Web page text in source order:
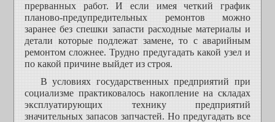
прерванных работ. И если имея четкий график
планово-предупредительных ремонтов можно
заранее без спешки запасти расходные материалы и
детали которые подлежат замене, то с аварийным
ремонтом сложнее. Трудно предугадать какой узел и
по какой причине выйдет из строя.
В условиях государственных предприятий при
социализме практиковалось накопление на складах
эксплуатирующих технику предприятий
значительных запасов запчастей. Но предугадать все